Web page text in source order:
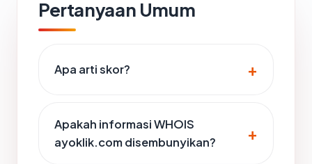
Pertanyaan Umum
Apa arti skor?
Apakah informasi WHOIS
ayoklik.com disembunyikan?